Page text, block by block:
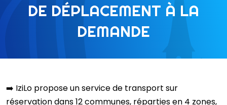
DE DÉPLACEMENT À LA
DEMANDE
➡️ ​IziLo propose un service de transport sur
réservation dans 12 communes, réparties en 4 zones,